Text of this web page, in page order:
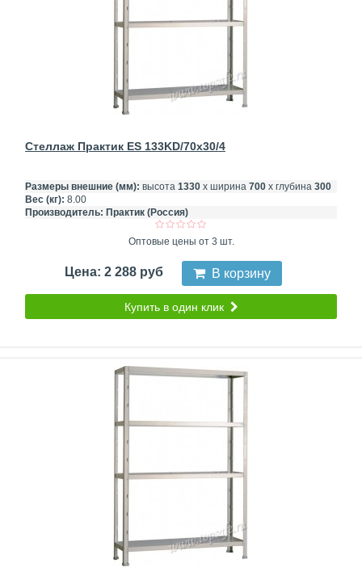
Стеллаж Практик ES 133KD/70x30/4
Размеры внешние (мм): высота 1330 х ширина 700 х глубина 300
Вес (кг): 8.00
Производитель: Практик (Россия)
Оптовые цены от 3 шт.
Цена: 2 288 руб В корзину
Купить в один клик